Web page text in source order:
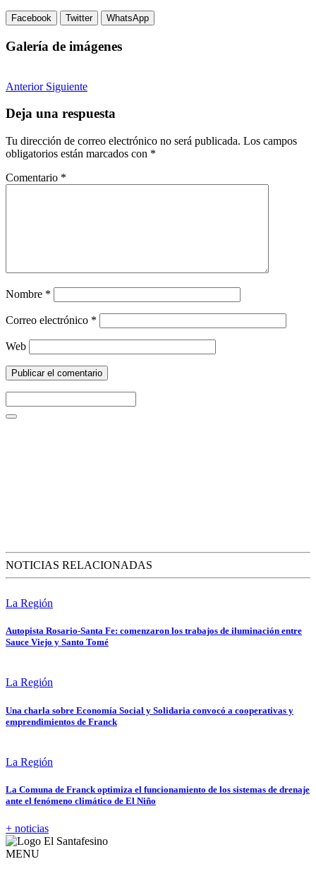
Facebook Twitter WhatsApp
Galería de imágenes
Anterior Siguiente
Deja una respuesta
Tu dirección de correo electrónico no será publicada. Los campos
obligatorios están marcados con *
Comentario *
Nombre *
Correo electrónico *
Web
NOTICIAS RELACIONADAS
La Región
Autopista Rosario-Santa Fe: comenzaron los trabajos de iluminación entre
Sauce Viejo y Santo Tomé
La Región
Una charla sobre Economía Social y Solidaria convocó a cooperativas y
emprendimientos de Franck
La Región
La Comuna de Franck optimiza el funcionamiento de los sistemas de drenaje
ante el fenómeno climático de El Niño
+ noticias
MENU